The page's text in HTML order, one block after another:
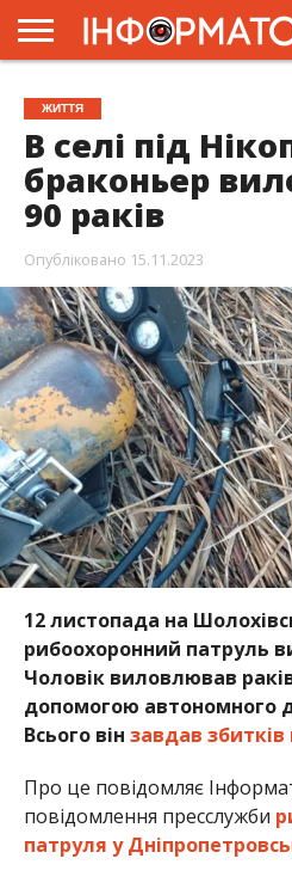
ГОЛОВНА
ЖИТТЯ
ВЛАДА
ГРОШІ
ТРЕШ
ПРЕС-
РЕЛІЗИ
РЕКЛАМА
ПРОЕКТИ
ЖИТТЯ
В селі під
браконьер
90 раків
Опубліковано 15.11.2023
12 листопада на
рибоохоронний патруль
Чоловік виловлював
допомогою автономного
Всього він завдав збитків
Про це повідомляє
повідомлення пресслужби
патруля у